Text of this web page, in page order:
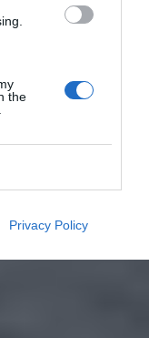
the
Privacy Policy